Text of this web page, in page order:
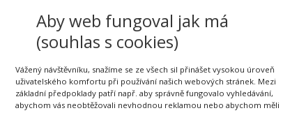
Aby web fungoval jak má
(souhlas s cookies)
Vážený návštěvníku, snažíme se ze všech sil přinášet vysokou úroveň
uživatelského komfortu při používání našich webových stránek. Mezi
základní předpoklady patří např. aby správně fungovalo vyhledávání,
abychom vás neobtěžovali nevhodnou reklamou nebo abychom měli